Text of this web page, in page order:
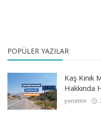
POPÜLER YAZILAR
Kaş Kınık
Hakkında
yonetim